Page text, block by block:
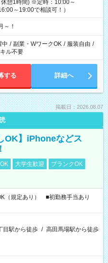
憩1時間) ※定時：10:00～
～19:00で相談可！）
～！
中 / 副業・WワークOK / 服装自由 /
ル不要
する 詳細へ
掲載日：2026.08.07
OK】iPhoneなどス
大学生歓迎
ブランクOK
（規定あり） ■初勤務手当あり
目駅から徒歩 / 高田馬場駅から徒歩